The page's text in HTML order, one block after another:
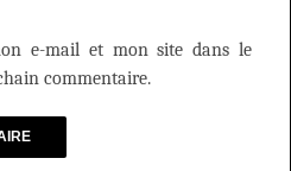
e-mail et mon site dans le
commentaire.